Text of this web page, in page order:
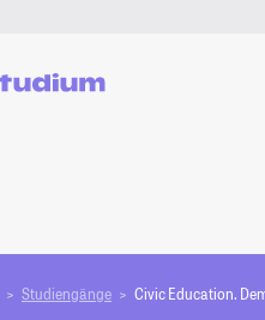
Studiengänge Civic Education.